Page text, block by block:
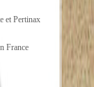
et Pertinax
France